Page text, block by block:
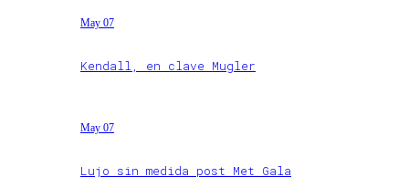
May 07
Kendall, en clave Mugler
May 07
Lujo sin medida post Met Gala